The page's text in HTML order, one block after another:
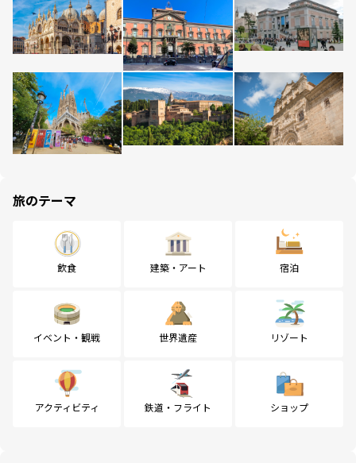
旅のテーマ
飲食 建築・アート 宿泊
イベント・観戦 世界遺産 リゾート
アクティビティ 鉄道・フライト ショップ